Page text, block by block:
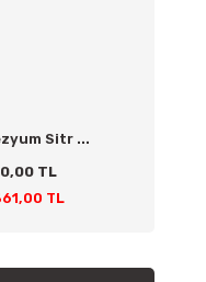
Sitr ...
TL
TL